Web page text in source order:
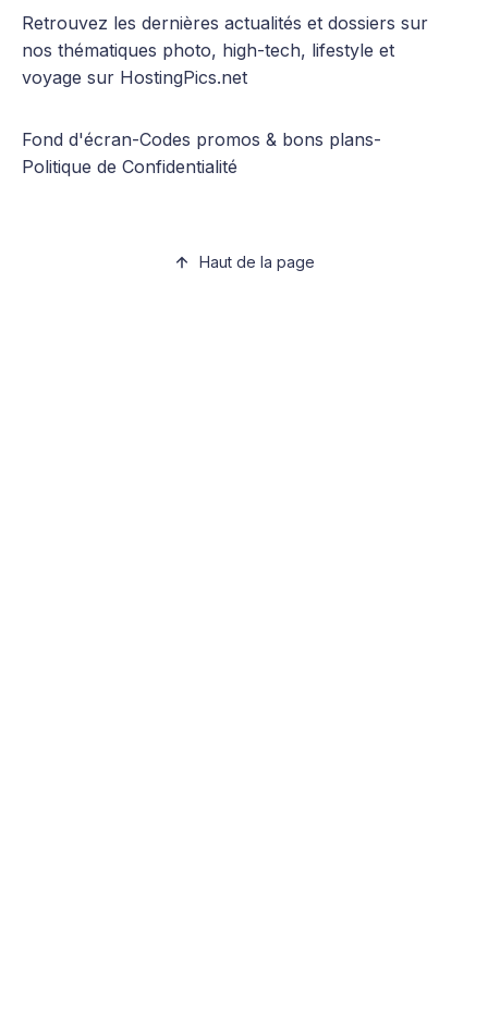
Retrouvez les dernières actualités et dossiers sur
nos thématiques photo, high-tech, lifestyle et
voyage sur HostingPics.net
Fond d'écran-Codes promos & bons plans-
Politique de Confidentialité
Haut de la page